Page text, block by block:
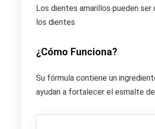
Los dientes amarillos pueden
los dientes
¿Cómo Funciona?
Su fórmula contiene un
ayudan a fortalecer el esmalte